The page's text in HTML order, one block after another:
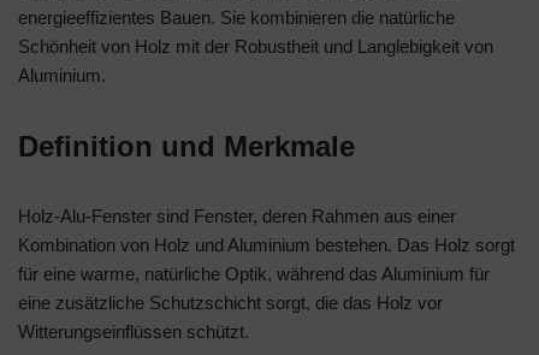
energieeffizientes Bauen. Sie kombinieren die natürliche
Schönheit von Holz mit der Robustheit und Langlebigkeit von
Aluminium.
Definition und Merkmale
Holz-Alu-Fenster sind Fenster, deren Rahmen aus einer
Kombination von Holz und Aluminium bestehen. Das Holz sorgt
für eine warme, natürliche Optik, während das Aluminium für
eine zusätzliche Schutzschicht sorgt, die das Holz vor
Witterungseinflüssen schützt.